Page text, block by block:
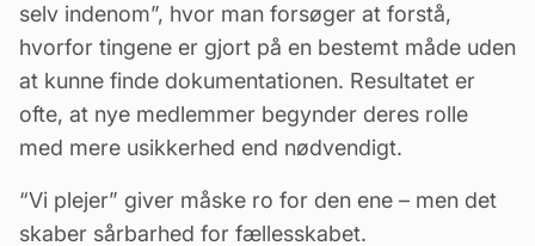
selv indenom”, hvor man forsøger at forstå,
hvorfor tingene er gjort på en bestemt måde uden
at kunne finde dokumentationen. Resultatet er
ofte, at nye medlemmer begynder deres rolle
med mere usikkerhed end nødvendigt.
“Vi plejer” giver måske ro for den ene – men det
skaber sårbarhed for fællesskabet.